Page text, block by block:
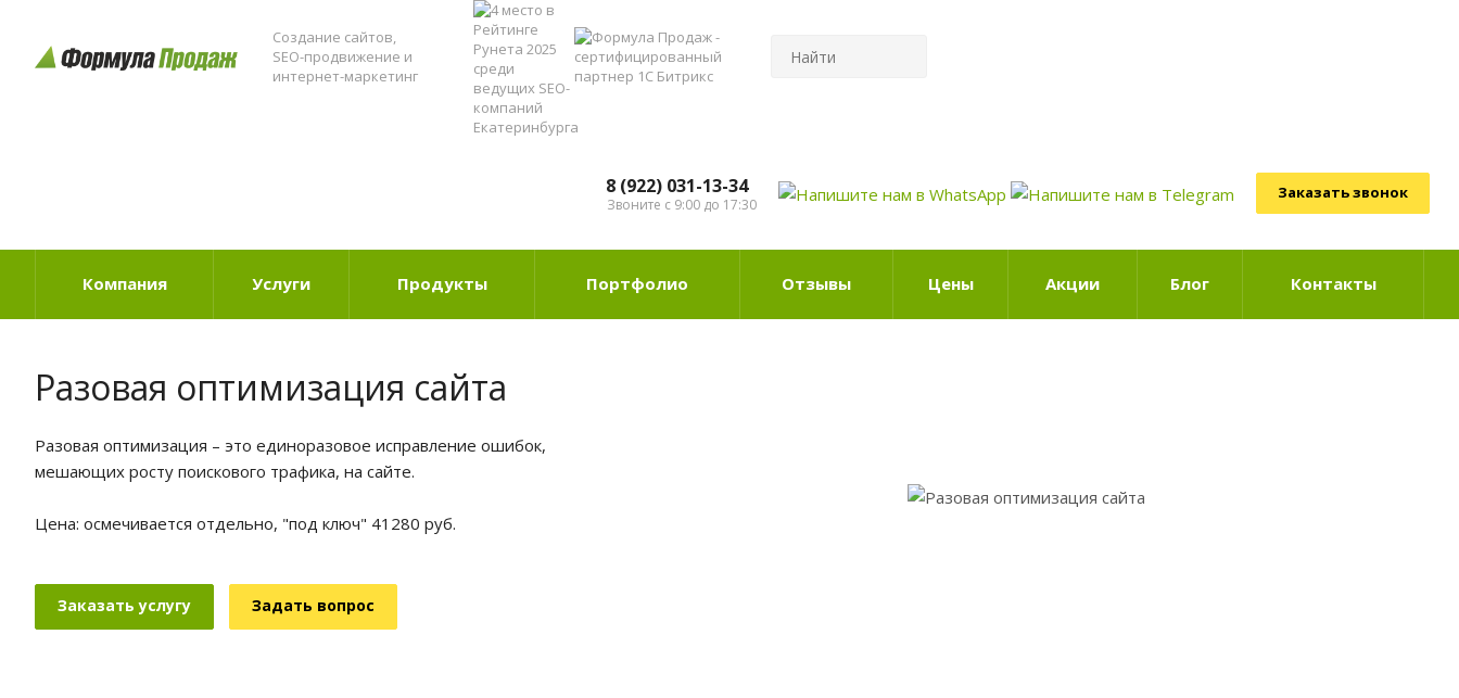
Создание сайтов,
SEO-продвижение и
интернет-маркетинг
8 (922) 031-13-34
Звоните с 9:00 до 17:30
Заказать звонок
Компания Услуги Продукты Портфолио Отзывы Цены Акции Блог Контакты
Разовая оптимизация сайта
Разовая оптимизация – это единоразовое исправление ошибок,
мешающих росту поискового трафика, на сайте.
Цена: осмечивается отдельно, "под ключ" 41280 руб.
Заказать услугу Задать вопрос